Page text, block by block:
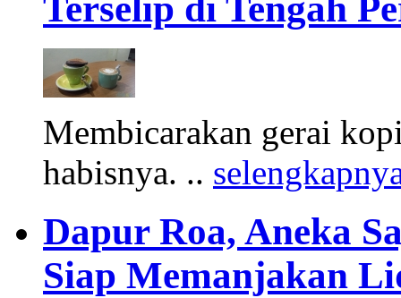
Membicarakan gerai
habisnya. ..
Dapur Roa, Aneka
Siap Memanjakan